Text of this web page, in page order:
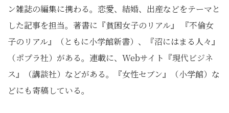
ン雑誌の編集に携わる。恋愛、結婚、出産などをテーマと
した記事を担当。著書に『貧困女子のリアル』 『不倫女
子のリアル』（ともに小学館新書）、『沼にはまる人々』
（ポプラ社）がある。連載に、Webサイト『現代ビジネ
ス』（講談社）などがある。『女性セブン』（小学館）な
どにも寄稿している。